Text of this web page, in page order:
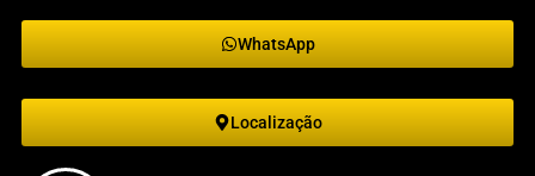
WhatsApp
Localização